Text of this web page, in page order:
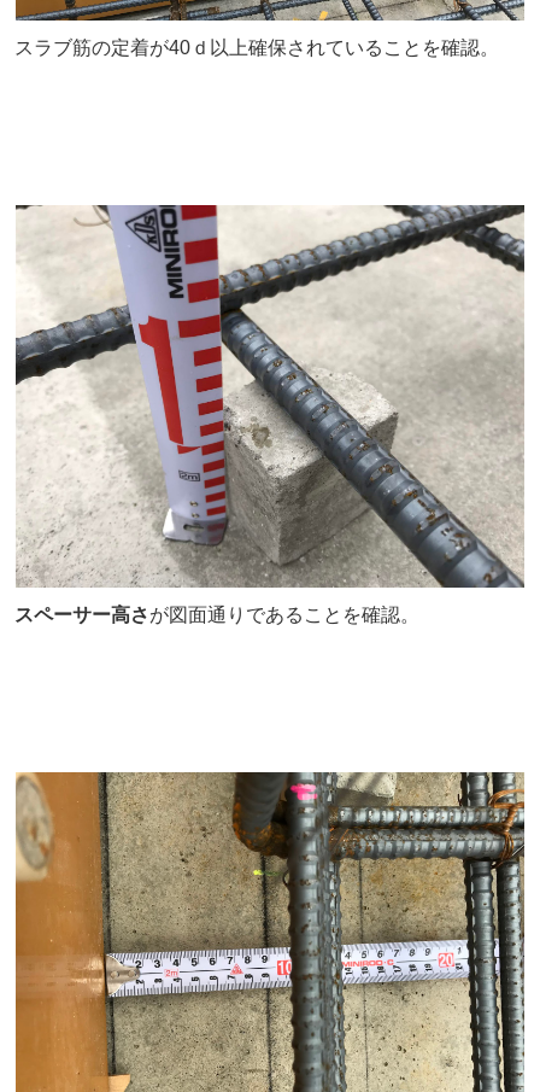
スラブ筋の定着が40ｄ以上確保されていることを確認。
スペーサー高さが図面通りであることを確認。